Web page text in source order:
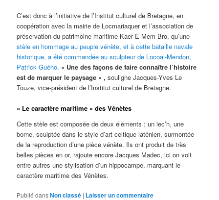
C’est donc à l’initiative de l’Institut culturel de Bretagne, en
coopération avec la mairie de Locmariaquer et l’association de
préservation du patrimoine maritime Kaer E Mem Bro, qu’une
stèle en hommage au peuple vénète, et à cette bataille navale
historique, a été commandée au sculpteur de Locoal-Mendon,
Patrick Guého. « Une des façons de faire connaître l’histoire
est de marquer le paysage » , ​souligne Jacques-Yves Le
Touze, vice-président de l’Institut culturel de Bretagne.
« Le caractère maritime » des Vénètes
Cette stèle est composée de deux éléments : un lec’h, une
borne, sculptée dans le style d’art celtique laténien, surmontée
de la reproduction d’une pièce vénète. Ils ont produit de très
belles pièces en or, rajoute encore Jacques Madec, ici on voit
entre autres une stylisation d’un hippocampe, marquant le
caractère maritime des Vénètes.
Publié dansNon classé | Laisser un commentaire